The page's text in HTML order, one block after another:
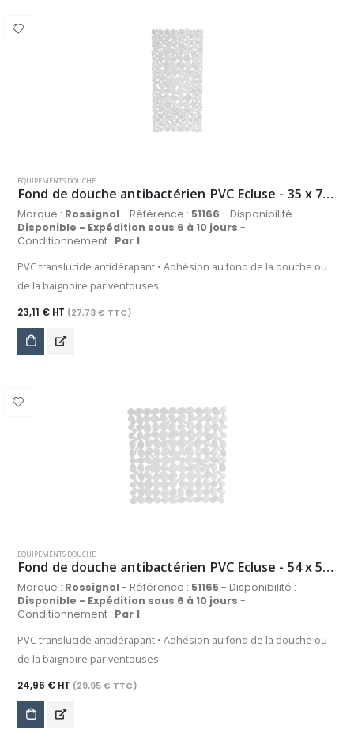
EQUIPEMENTS DOUCHE
Fond de douche antibactérien PVC Ecluse - 35 x 70 cm - translucide
Marque : Rossignol- Référence : 51166 - Disponibilité :
Disponible - Expédition sous 6 à 10 jours -
Conditionnement : Par 1
PVC translucide antidérapant • Adhésion au fond de la douche ou
de la baignoire par ventouses
23,11 € HT (27,73 € TTC)
EQUIPEMENTS DOUCHE
Fond de douche antibactérien PVC Ecluse - 54 x 54 cm - translucide
Marque : Rossignol- Référence : 51165 - Disponibilité :
Disponible - Expédition sous 6 à 10 jours -
Conditionnement : Par 1
PVC translucide antidérapant • Adhésion au fond de la douche ou
de la baignoire par ventouses
24,96 € HT (29,95 € TTC)